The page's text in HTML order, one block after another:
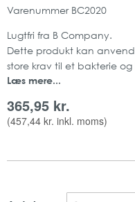
Varenummer BC2020
Lugtfri fra B Company.
Dette produkt kan
store krav til et bakterie og
Dette kan være toiletter,
Lugtfri har både
efterlader en frisk duft.
Læs mere...
365,95 kr.
(457,44 kr. inkl. moms)